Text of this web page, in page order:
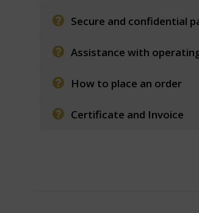
Secure and confidential
Assistance with
How to place an order
Certificate and Invoice